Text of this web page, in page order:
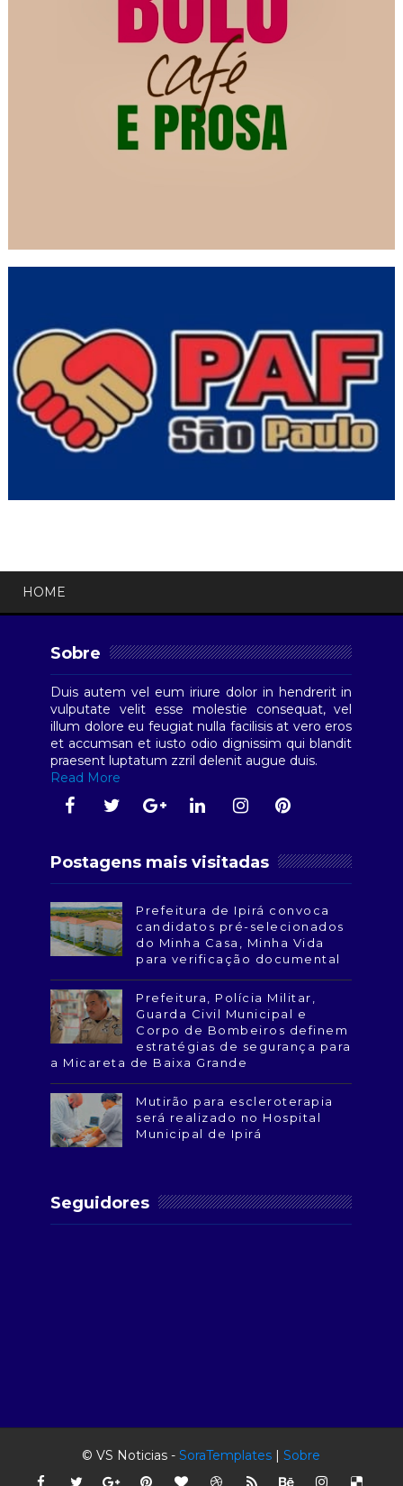
HOME
Sobre
Duis autem vel eum iriure dolor in hendrerit in
vulputate velit esse molestie consequat, vel
illum dolore eu feugiat nulla facilisis at vero eros
et accumsan et iusto odio dignissim qui blandit
praesent luptatum zzril delenit augue duis.
Read More
Postagens mais visitadas
Prefeitura de Ipirá convoca
candidatos pré-selecionados
do Minha Casa, Minha Vida
para verificação documental
Prefeitura, Polícia Militar,
Guarda Civil Municipal e
Corpo de Bombeiros definem
estratégias de segurança para
a Micareta de Baixa Grande
Mutirão para escleroterapia
será realizado no Hospital
Municipal de Ipirá
Seguidores
© VS Noticias -SoraTemplates |Sobre